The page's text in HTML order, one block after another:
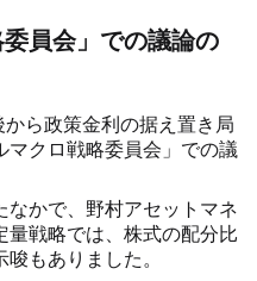
委員会」での議論の
ら政策金利の据え置き局
マクロ戦略委員会」での議
なかで、野村アセットマネ
量戦略では、株式の配分比
もありました。